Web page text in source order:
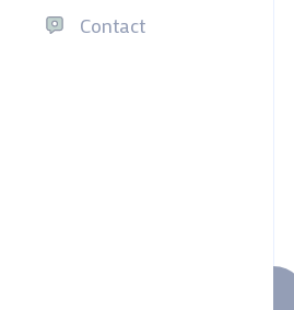
Contact